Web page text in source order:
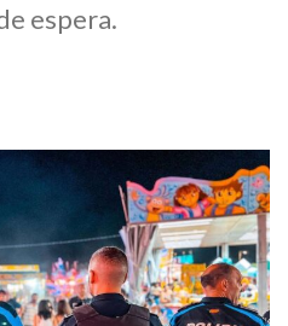
espera.